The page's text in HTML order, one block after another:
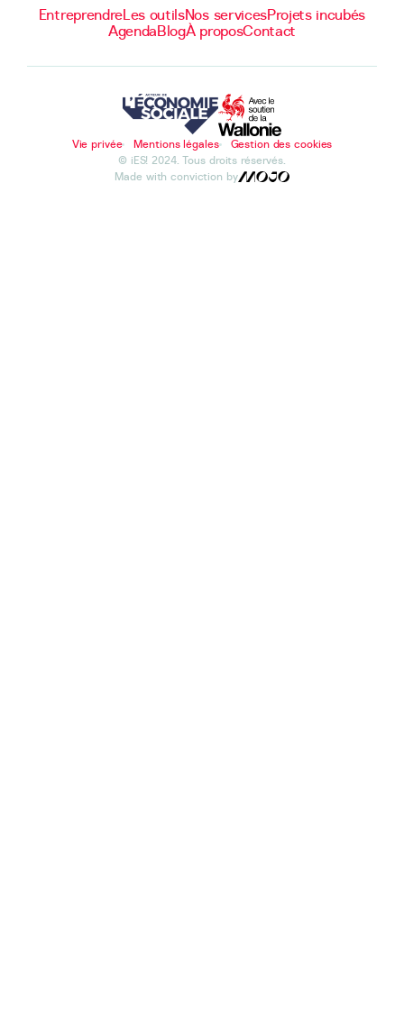
EntreprendreLes outilsNos servicesProjets incubés
AgendaBlogÀ proposContact
Vie privée Mentions légales
Gestion des cookies
© iES! 2024. Tous droits réservés.
Made with conviction by